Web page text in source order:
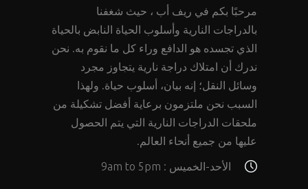
مرحبًا بكم في ريف أب ، حيث شغفنا
بالدراجات النارية وأسلوب الحياة النابض بالحياة
الذي تجسده هو الدافع وراء كل ما نقوم به. نحن
ندرك أن امتلاك دراجة نارية يتجاوز مجرد
وسائل النقل؛ إنه بيان، أسلوب حياة. ولهذا
السبب نحن ملتزمون برعاية أفضل تشكيلة من
ملحقات الدراجات النارية التي يتم الحصول
عليها من جميع أنحاء العالم.
الأحد-الخميس : 9am to 5pm